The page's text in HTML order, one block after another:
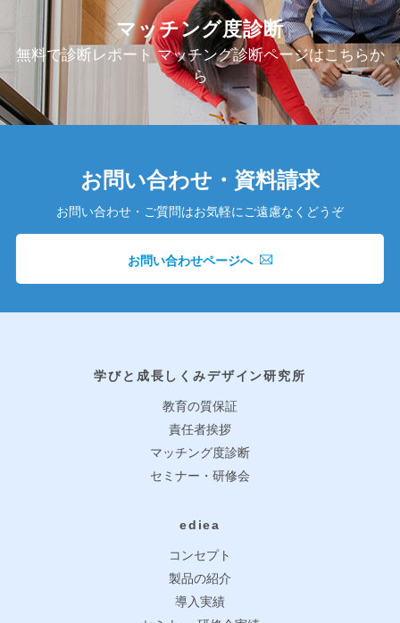
マッチング度診断
無料で診断レポート マッチング診断ページはこちらか
ら
お問い合わせ・資料請求
お問い合わせ・ご質問はお気軽にご遠慮なくどうぞ
お問い合わせページへ
学びと成長しくみデザイン研究所
教育の質保証
責任者挨拶
マッチング度診断
セミナー・研修会
ediea
コンセプト
製品の紹介
導入実績